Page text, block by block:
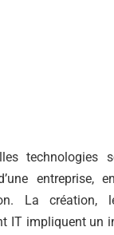
entreprise,
La création,
IT impliquent un